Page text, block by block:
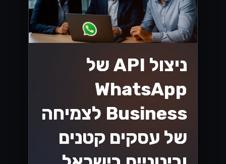
Cloud API
לעסקים בישראל
הזדמנויות חדשות ליצירת קשר עם לקוחות,
הגיע הזמן להפוך את התקשורת שלך